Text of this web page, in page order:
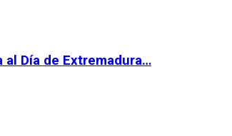
al Día de Extremadura…